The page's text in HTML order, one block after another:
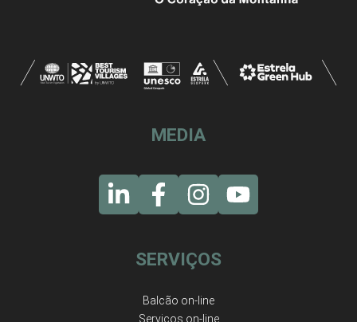
MEDIA
SERVIÇOS
Balcão on-line
Serviços on-line